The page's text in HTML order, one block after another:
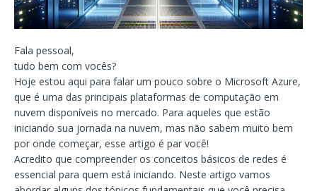
Fala pessoal,
tudo bem com vocês?
Hoje estou aqui para falar um pouco sobre o Microsoft Azure,
que é uma das principais plataformas de computação em
nuvem disponíveis no mercado. Para aqueles que estão
iniciando sua jornada na nuvem, mas não sabem muito bem
por onde começar, esse artigo é par você!
Acredito que compreender os conceitos básicos de redes é
essencial para quem está iniciando. Neste artigo vamos